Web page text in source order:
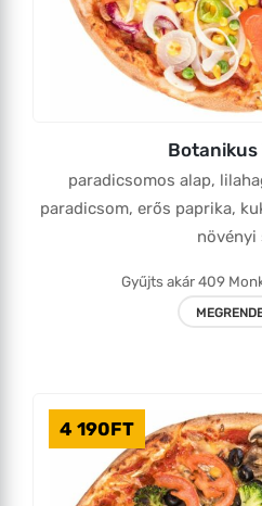
Botanikus
paradicsomos alap,
paradicsom, erős paprika,
növényi
Gyűjts akár409
4 190FT